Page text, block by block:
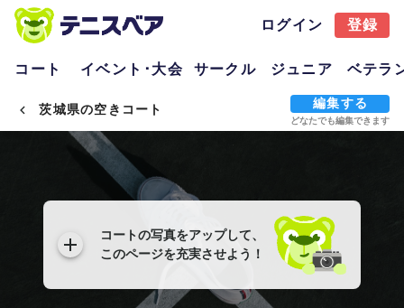
ログイン 登録
コート イベント･大会 サークル ジュニア ベテラ
茨城県の空きコート 編集する
どなたでも編集できます
コートの写真をアップして、
このページを充実させよう！